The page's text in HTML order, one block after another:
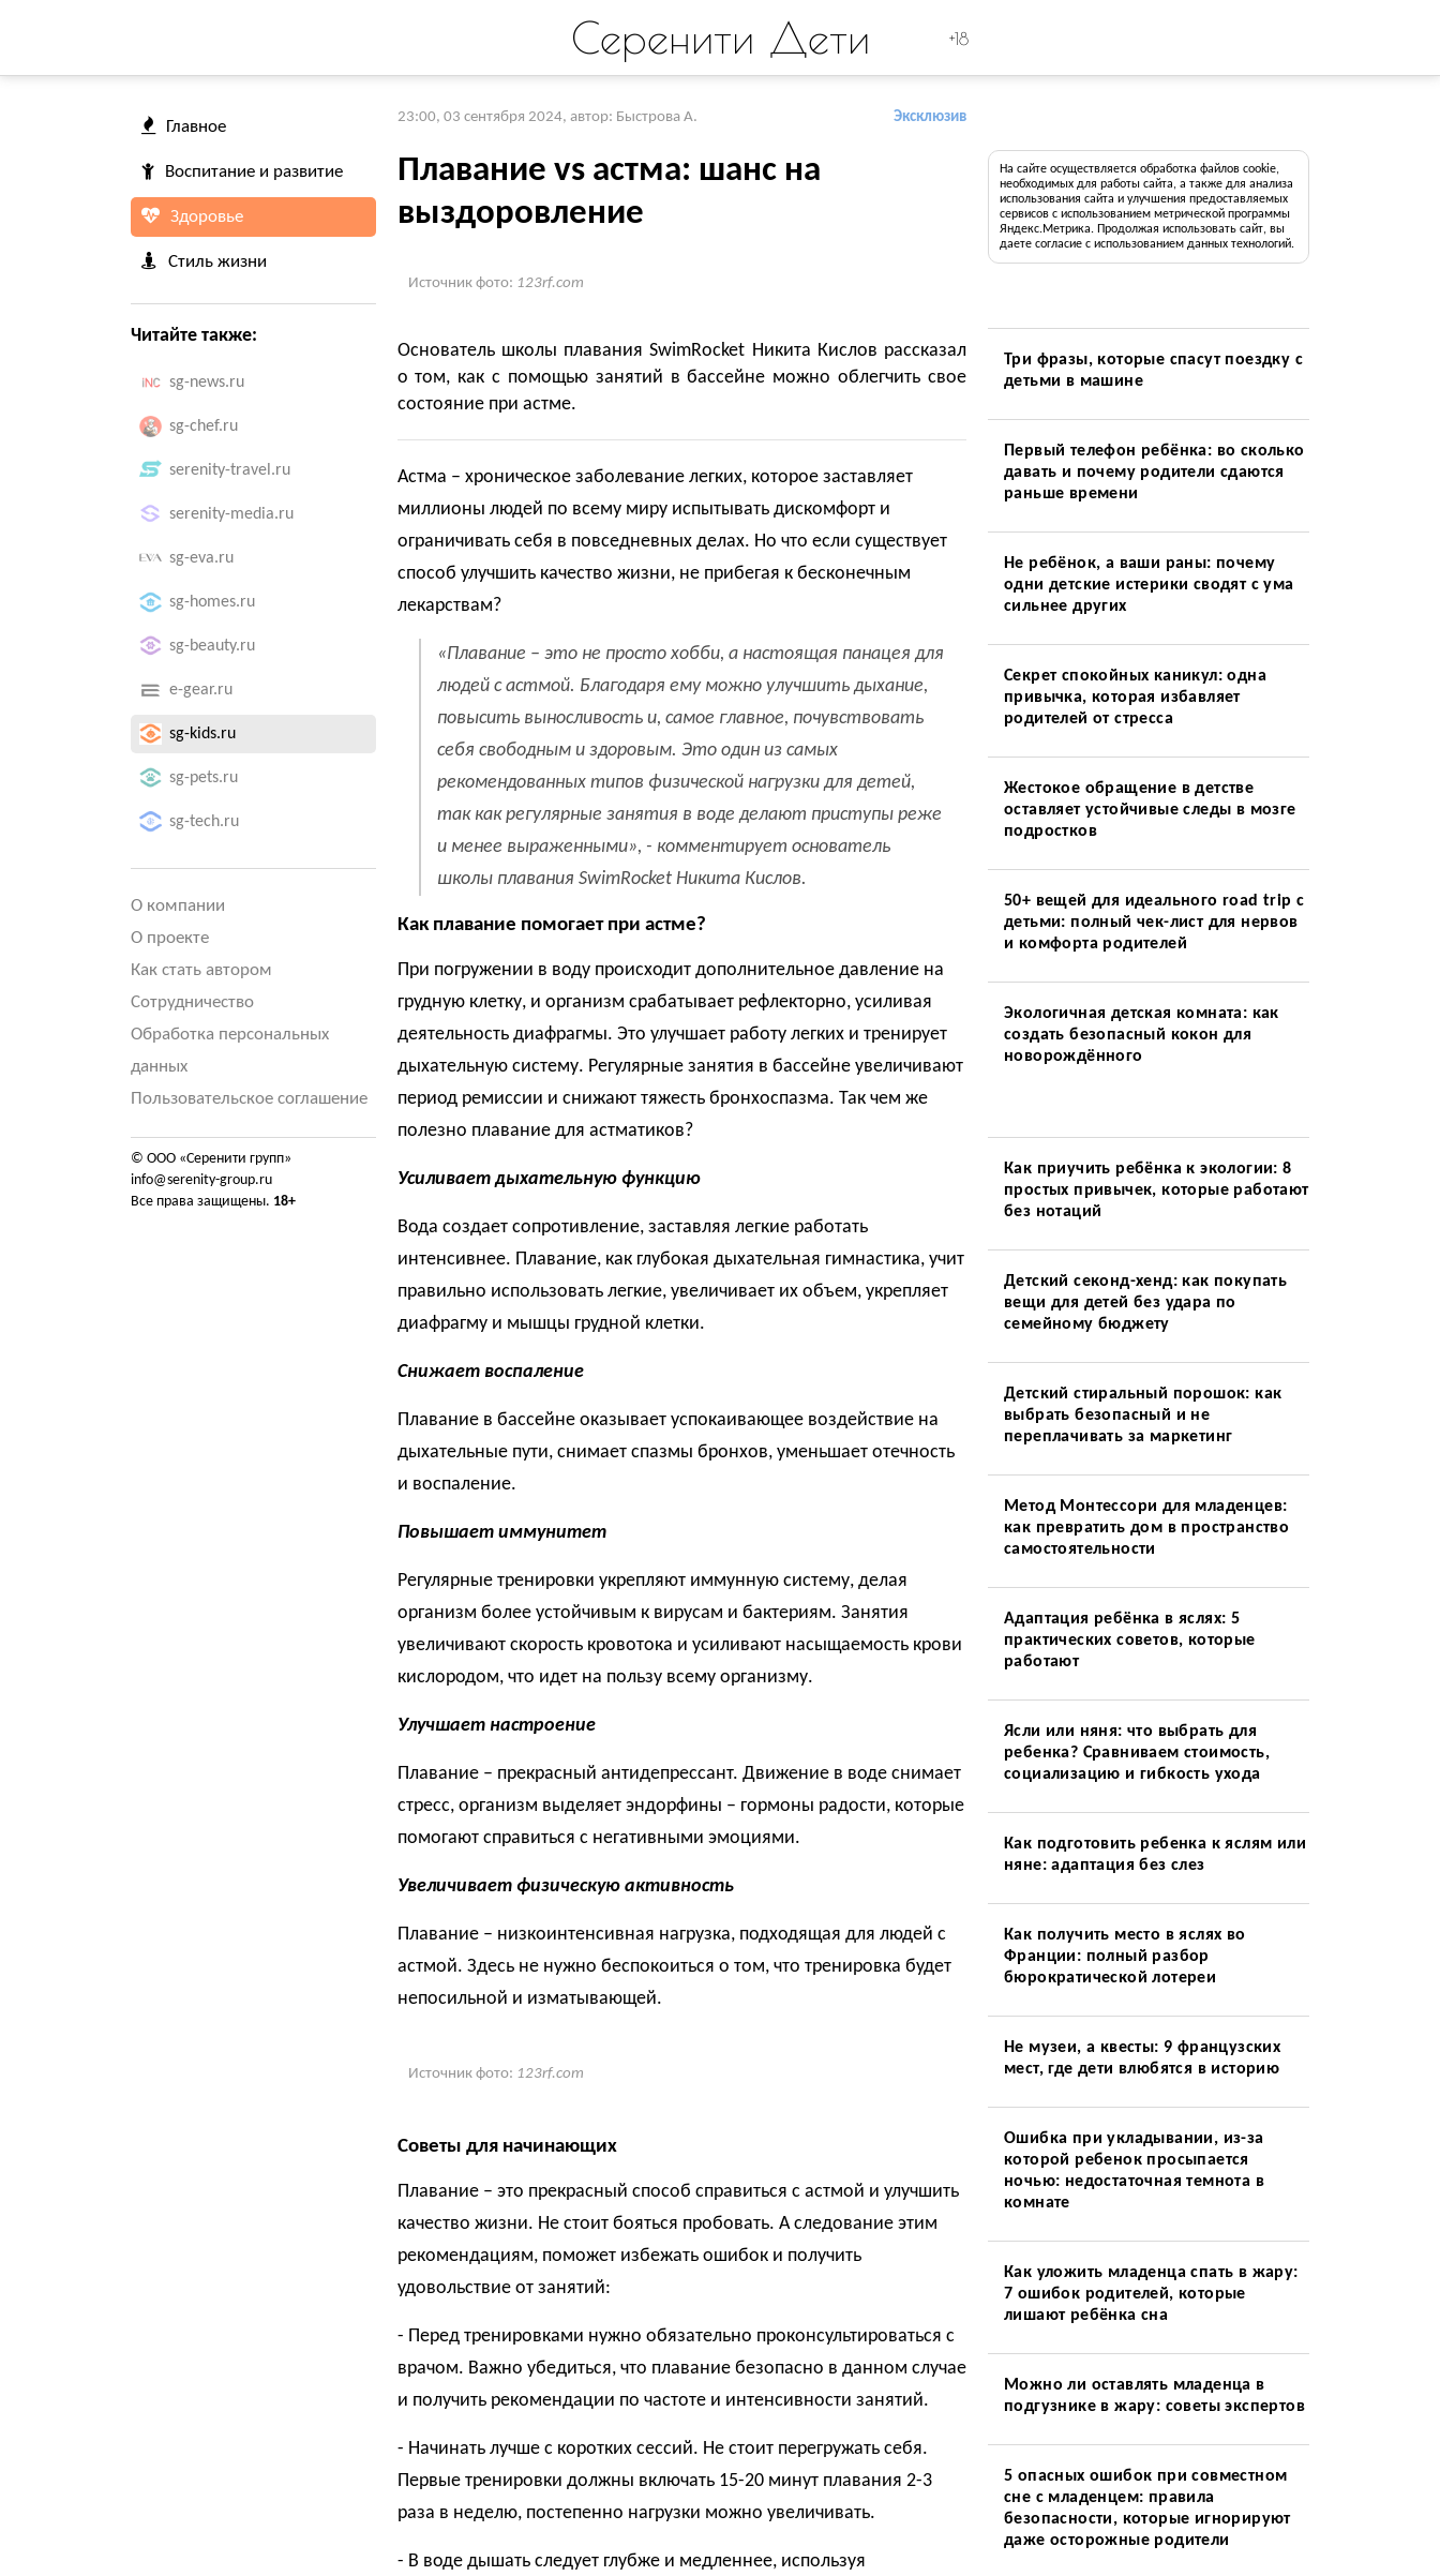
Серенити Дети +18
Главное
Воспитание и развитие
Здоровье
Стиль жизни
Читайте также:
sg-news.ru
sg-chef.ru
serenity-travel.ru
serenity-media.ru
sg-eva.ru
sg-homes.ru
sg-beauty.ru
e-gear.ru
sg-kids.ru
sg-pets.ru
sg-tech.ru
О компании
О проекте
Как стать автором
Сотрудничество
Обработка персональных
данных
Пользовательское соглашение
© ООО «Серенити групп»
info@serenity-group.ru
Все права защищены. 18+
Эксклюзив
23:00, 03 сентября 2024, автор: Быстрова А.
Плавание vs астма: шанс на
выздоровление
Источник фото: 123rf.com
Основатель школы плавания SwimRocket Никита Кислов рассказал
о том, как с помощью занятий в бассейне можно облегчить свое
состояние при астме.
Астма – хроническое заболевание легких, которое заставляет
миллионы людей по всему миру испытывать дискомфорт и
ограничивать себя в повседневных делах. Но что если существует
способ улучшить качество жизни, не прибегая к бесконечным
лекарствам?
«Плавание – это не просто хобби, а настоящая панацея для
людей с астмой. Благодаря ему можно улучшить дыхание,
повысить выносливость и, самое главное, почувствовать
себя свободным и здоровым. Это один из самых
рекомендованных типов физической нагрузки для детей,
так как регулярные занятия в воде делают приступы реже
и менее выраженными», - комментирует основатель
школы плавания SwimRocket Никита Кислов.
Как плавание помогает при астме?
При погружении в воду происходит дополнительное давление на
грудную клетку, и организм срабатывает рефлекторно, усиливая
деятельность диафрагмы. Это улучшает работу легких и тренирует
дыхательную систему. Регулярные занятия в бассейне увеличивают
период ремиссии и снижают тяжесть бронхоспазма. Так чем же
полезно плавание для астматиков?
Усиливает дыхательную функцию
Вода создает сопротивление, заставляя легкие работать
интенсивнее. Плавание, как глубокая дыхательная гимнастика, учит
правильно использовать легкие, увеличивает их объем, укрепляет
диафрагму и мышцы грудной клетки.
Снижает воспаление
Плавание в бассейне оказывает успокаивающее воздействие на
дыхательные пути, снимает спазмы бронхов, уменьшает отечность
и воспаление.
Повышает иммунитет
Регулярные тренировки укрепляют иммунную систему, делая
организм более устойчивым к вирусам и бактериям. Занятия
увеличивают скорость кровотока и усиливают насыщаемость крови
кислородом, что идет на пользу всему организму.
Улучшает настроение
Плавание – прекрасный антидепрессант. Движение в воде снимает
стресс, организм выделяет эндорфины – гормоны радости, которые
помогают справиться с негативными эмоциями.
Увеличивает физическую активность
Плавание – низкоинтенсивная нагрузка, подходящая для людей с
астмой. Здесь не нужно беспокоиться о том, что тренировка будет
непосильной и изматывающей.
Источник фото: 123rf.com
Советы для начинающих
Плавание – это прекрасный способ справиться с астмой и улучшить
качество жизни. Не стоит бояться пробовать. А следование этим
рекомендациям, поможет избежать ошибок и получить
удовольствие от занятий:
- Перед тренировками нужно обязательно проконсультироваться с
врачом. Важно убедиться, что плавание безопасно в данном случае
и получить рекомендации по частоте и интенсивности занятий.
- Начинать лучше с коротких сессий. Не стоит перегружать себя.
Первые тренировки должны включать 15-20 минут плавания 2-3
раза в неделю, постепенно нагрузки можно увеличивать.
- В воде дышать следует глубже и медленнее, используя
На сайте осуществляется обработка файлов cookie,
необходимых для работы сайта, а также для анализа
использования сайта и улучшения предоставляемых
сервисов с использованием метрической программы
Яндекс.Метрика. Продолжая использовать сайт, вы
даете согласие с использованием данных технологий.
Три фразы, которые спасут поездку с
детьми в машине
Первый телефон ребёнка: во сколько
давать и почему родители сдаются
раньше времени
Не ребёнок, а ваши раны: почему
одни детские истерики сводят с ума
сильнее других
Секрет спокойных каникул: одна
привычка, которая избавляет
родителей от стресса
Жестокое обращение в детстве
оставляет устойчивые следы в мозге
подростков
50+ вещей для идеального road trip с
детьми: полный чек-лист для нервов
и комфорта родителей
Экологичная детская комната: как
создать безопасный кокон для
новорождённого
Как приучить ребёнка к экологии: 8
простых привычек, которые работают
без нотаций
Детский секонд-хенд: как покупать
вещи для детей без удара по
семейному бюджету
Детский стиральный порошок: как
выбрать безопасный и не
переплачивать за маркетинг
Метод Монтессори для младенцев:
как превратить дом в пространство
самостоятельности
Адаптация ребёнка в яслях: 5
практических советов, которые
работают
Ясли или няня: что выбрать для
ребенка? Сравниваем стоимость,
социализацию и гибкость ухода
Как подготовить ребенка к яслям или
няне: адаптация без слез
Как получить место в яслях во
Франции: полный разбор
бюрократической лотереи
Не музеи, а квесты: 9 французских
мест, где дети влюбятся в историю
Ошибка при укладывании, из-за
которой ребенок просыпается
ночью: недостаточная темнота в
комнате
Как уложить младенца спать в жару:
7 ошибок родителей, которые
лишают ребёнка сна
Можно ли оставлять младенца в
подгузнике в жару: советы экспертов
5 опасных ошибок при совместном
сне с младенцем: правила
безопасности, которые игнорируют
даже осторожные родители